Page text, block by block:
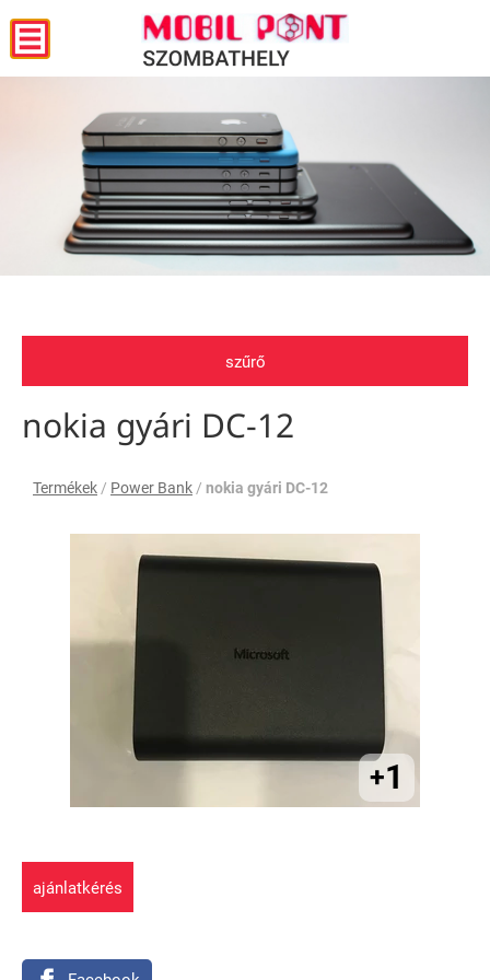
szűrő
nokia gyári DC-12
Termékek / Power Bank / nokia gyári DC-12
ajánlatkérés
+1